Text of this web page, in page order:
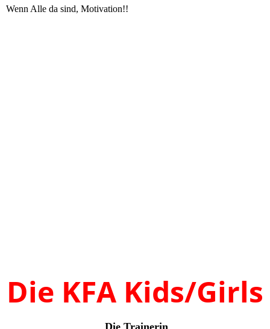
Wenn Alle da sind, Motivation!!
Die KFA Kids/Girls
Die Trainerin